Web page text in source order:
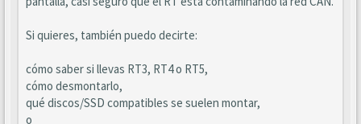
Si quieres, también puedo decirte:
cómo saber si llevas RT3, RT4 o RT5,
cómo desmontarlo,
qué discos/SSD compatibles se suelen montar,
o